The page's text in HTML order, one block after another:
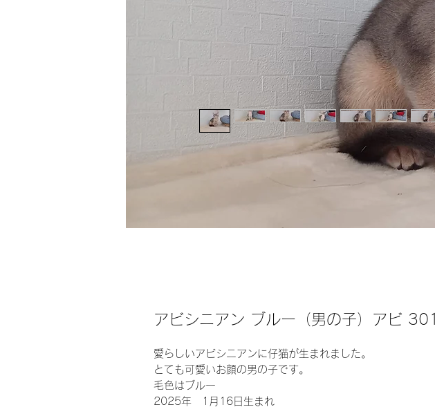
アビシニアン ブルー（男の子）アビ 301
愛らしいアビシニアンに仔猫が生まれました。
とても可愛いお顔の男の子です。
毛色はブルー
2025年 1月16日生まれ